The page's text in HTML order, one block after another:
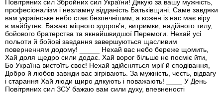
Повітряних сил Збройних сил України! Дякую за вашу мужність,
професіоналізм і незламну відданість Батьківщині. Саме завдяки
вам українське небо стає безпечнішим, а кожен із нас має віру
в майбутнє. Бажаю міцного здоров’я, витримки, надійного тилу,
бойового братерства та якнайшвидшої Перемоги. Нехай усі
польоти й бойові завдання завершуються щасливим
поверненням додому! _____ Нехай вас небо береже щомить,
Хай доля щедро сили додає. Хай ворог більше не посміє йти,
Бо Україна вистоїть своє! Нехай здійсняться мрії й сподівання,
Добро й любов завжди вас зігрівають. За мужність, честь, відвагу
і старання Хай люди щиро дякують і поважають! ____ У День
Повітряних сил ЗСУ бажаю вам сили духу, впевненості